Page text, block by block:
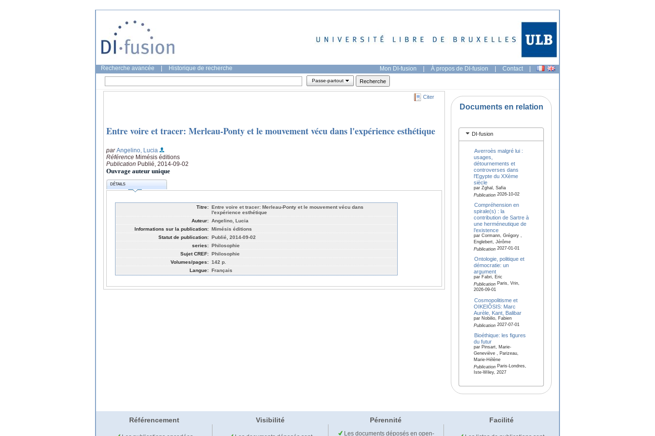
Recherche avancée Historique de recherche Mon DI-fusion | À propos de DI-fusion | Contact |
Passe-partout
Citer
Entre voire et tracer: Merleau-Ponty et le mouvement vécu dans l'expérience esthétique
parAngelino, Lucia
Référence Mimésis éditions
Publication Publié, 2014-09-02
Ouvrage auteur unique
DÉTAILS
Titre: Entre voire et tracer: Merleau-Ponty et le mouvement vécu dans
l'expérience esthétique
Auteur: Angelino, Lucia
Informations sur la publication: Mimésis éditions
Statut de publication: Publié, 2014-09-02
series: Philosophie
Sujet CREF: Philosophie
Volumes/pages: 142 p.
Langue: Français
Documents en relation
DI-fusion
Averroès malgré lui :
usages,
détournements et
controverses dans
l'Egypte du XXème
siècle
par Zghal, Safia
Publication2026-10-02
Compréhension en
spirale(s) : la
contribution de Sartre à
une herméneutique de
l’existence
par Cormann, Grégory ,
Englebert, Jérôme
Publication2027-01-01
Ontologie, politique et
démocratie: un
argument
par Fabri, Eric
PublicationParis, Vrin,
2026-09-01
Cosmopolitisme et
OIKEIÔSIS: Marc
Aurèle, Kant, Balibar
par Nobilio, Fabien
Publication2027-07-01
Bioéthique: les figures
du futur
par Pinsart, Marie-
Geneviève , Parizeau,
Marie-Hélène
PublicationParis-Londres,
Iste-Wiley, 2027
Référencement Visibilité Pérennité Facilité
Les documents déposés en open-